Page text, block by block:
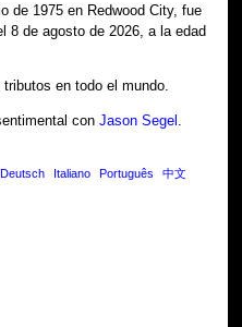
de 1975 en Redwood City, fue
8 de agosto de 2026, a la edad
en todo el mundo.
conJason Segel .
Deutsch Italiano Português 中文